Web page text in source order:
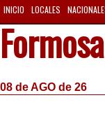
INICIO LOCALES
08 de AGO de 26